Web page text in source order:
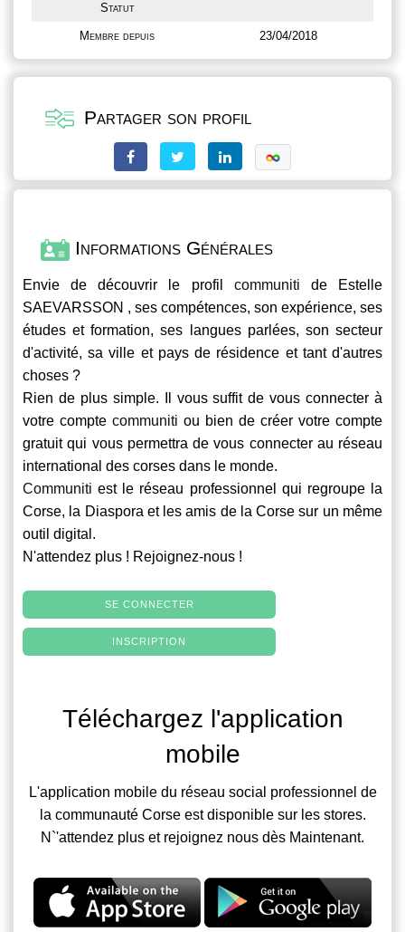
Statut
Membre depuis 23/04/2018
Partager son profil
Informations Générales
Envie de découvrir le profil communiti de Estelle
SAEVARSSON , ses compétences, son expérience, ses
études et formation, ses langues parlées, son secteur
d'activité, sa ville et pays de résidence et tant d'autres
choses ?
Rien de plus simple. Il vous suffit de vous connecter à
votre compte communiti ou bien de créer votre compte
gratuit qui vous permettra de vous connecter au réseau
international des corses dans le monde.
Communiti est le réseau professionnel qui regroupe la
Corse, la Diaspora et les amis de la Corse sur un même
outil digital.
N'attendez plus ! Rejoignez-nous !
SE CONNECTER
INSCRIPTION
Téléchargez l'application
mobile
L'application mobile du réseau social professionnel de
la communauté Corse est disponible sur les stores.
N`'attendez plus et rejoignez nous dès Maintenant.